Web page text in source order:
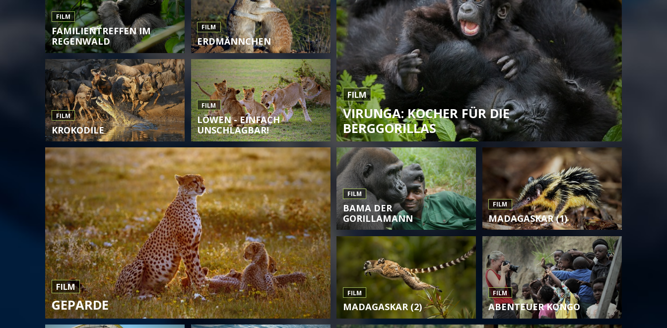
FILM
VIRUNGA: KOCHER FÜR DIE
BERGGORILLAS
FILM
FAMILIENTREFFEN IM
REGENWALD
FILM
ERDMÄNNCHEN
FILM
KROKODILE
FILM
LÖWEN - EINFACH
UNSCHLAGBAR!
FILM
GEPARDE
FILM
BAMA DER
GORILLAMANN
FILM
MADAGASKAR (1)
FILM
MADAGASKAR (2)
FILM
ABENTEUER KONGO